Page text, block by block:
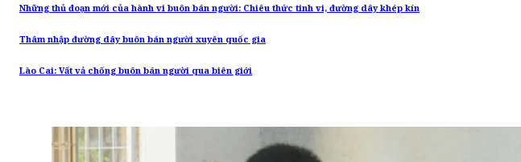
Những thủ đoạn mới của hành vi buôn bán người: Chiêu thức tinh vi, đường dây khép kín
Thâm nhập đường dây buôn bán người xuyên quốc gia
Lào Cai: Vất vả chống buôn bán người qua biên giới